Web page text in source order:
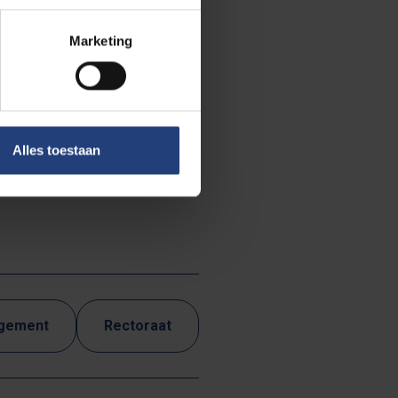
Marketing
Alles toestaan
Network
olijfbomen
planted it, its
Rectoraat